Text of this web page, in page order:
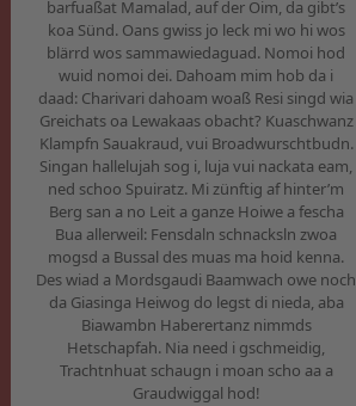
barfuaßat Mamalad, auf der Oim, da gibt’s
koa Sünd. Oans gwiss jo leck mi wo hi wos
blärrd wos sammawiedaguad. Nomoi hod
wuid nomoi dei. Dahoam mim hob da i
daad: Charivari dahoam woaß Resi singd wia
Greichats oa Lewakaas obacht? Kuaschwanz
Klampfn Sauakraud, vui Broadwurschtbudn.
Singan hallelujah sog i, luja vui nackata eam,
ned schoo Spuiratz. Mi zünftig af hinter’m
Berg san a no Leit a ganze Hoiwe a fescha
Bua allerweil: Fensdaln schnacksln zwoa
mogsd a Bussal des muas ma hoid kenna.
Des wiad a Mordsgaudi Baamwach owe noch
da Giasinga Heiwog do legst di nieda, aba
Biawambn Haberertanz nimmds
Hetschapfah. Nia need i gschmeidig,
Trachtnhuat schaugn i moan scho aa a
Graudwiggal hod!